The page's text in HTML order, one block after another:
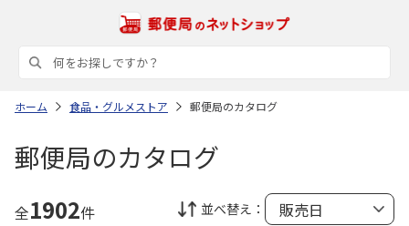
ホーム 食品・グルメストア 郵便局のカタログ
郵便局のカタログ
全1902件 並べ替え：